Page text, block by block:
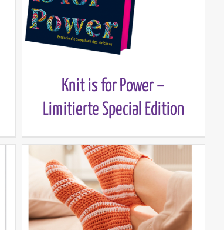
Knit is for Power –
Limitierte Special Edition